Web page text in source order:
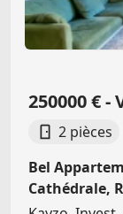
250000 €
2 pièces
Bel
Cathédrale,